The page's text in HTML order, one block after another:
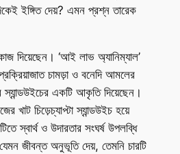
ইঙ্গিত দেয়? এমন প্রশ্ন তারেক
দিয়েছেন। ‘আই লাভ অ্যানিম্যাল’
চামড়া ও বনেদি আমলের
স্যান্ডউইচের একটি আকৃতি দিয়েছেন।
খাট চিড়েচ্যাপ্টা স্যান্ডউইচ হয়ে
স্বার্থ ও উদারতার সংঘর্ষ উপলব্ধি
জীবন্ত অনুভূতি দেয়, তেমনি চারটি